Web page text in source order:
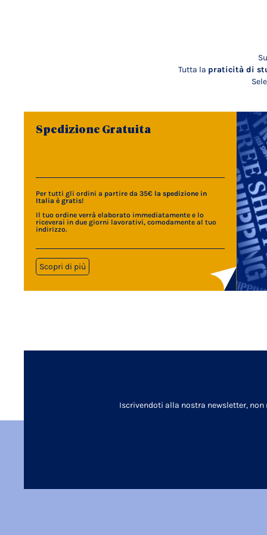
Tutta la praticità di
Spedizione Gratuita
Per tutti gli ordini a partire da 35€ la spedizione in
Italia è gratis!
Il tuo ordine verrà elaborato immediatamente e lo
riceverai in due giorni lavorativi, comodamente al tuo
indirizzo.
Scopri di più
Iscrivendoti alla nostra newsletter,